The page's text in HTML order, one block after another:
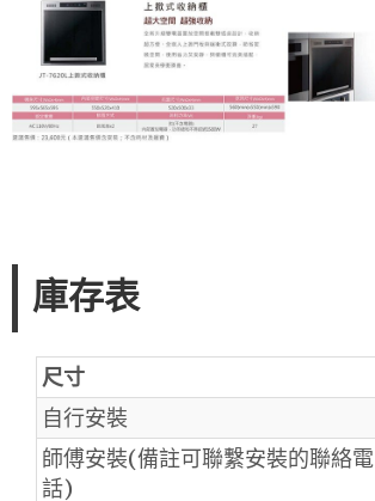
庫存表
尺寸
自行安裝
師傅安裝(備註可聯繫安裝的聯絡電
話)